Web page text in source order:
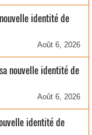
identité de
Août 6, 2026
nouvelle identité de
Août 6, 2026
identité de